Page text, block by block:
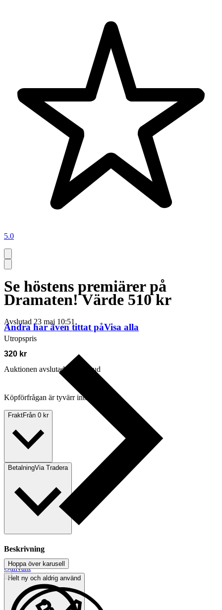
5.0
Se höstens premiärer på
Dramaten! Värde 510 kr
Avslutad 23 maj 10:51
Utropspris
320 kr
Auktionen avslutades utan bud
Köpförfrågan är tyvärr inte tillgänglig.
FraktFrån 0 kr
BetalningVia Tradera
Beskrivning
Oanvänt
Helt ny och aldrig använd
Andra har även tittat påVisa alla
Hoppa över karusell